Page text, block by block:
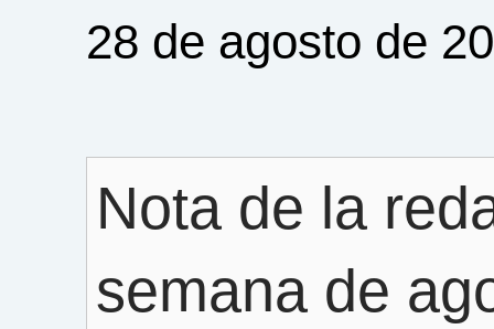
28 de agosto de
Nota de la
semana de